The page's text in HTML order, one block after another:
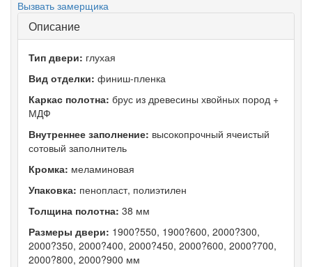
Вызвать замерщика
Описание
Тип двери: глухая
Вид отделки: финиш-пленка
Каркас полотна: брус из древесины хвойных пород +
МДФ
Внутреннее заполнение: высокопрочный ячеистый
сотовый заполнитель
Кромка: меламиновая
Упаковка: пенопласт, полиэтилен
Толщина полотна: 38 мм
Размеры двери: 1900?550, 1900?600, 2000?300,
2000?350, 2000?400, 2000?450, 2000?600, 2000?700,
2000?800, 2000?900 мм